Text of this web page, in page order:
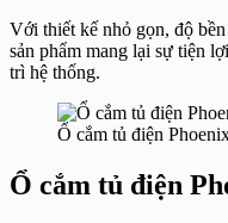
Với thiết kế nhỏ gọn, độ
sản phẩm mang lại sự tiện
trì hệ thống.
Ổ cắm tủ điện
Ổ cắm tủ điện